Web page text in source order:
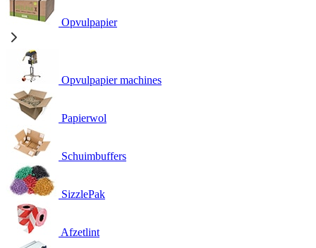
Opvulpapier
Opvulpapier machines
Papierwol
Schuimbuffers
SizzlePak
Afzetlint